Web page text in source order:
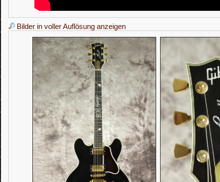
Bilder in voller Auflösung anzeigen